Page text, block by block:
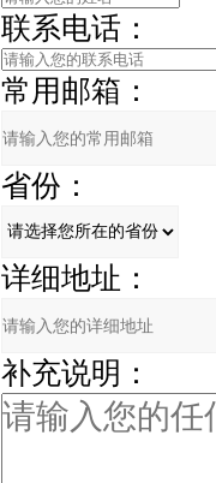
联系电话：
常用邮箱：
省份：
详细地址：
补充说明：